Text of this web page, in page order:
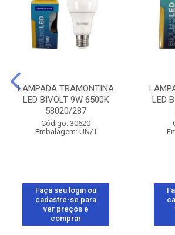
LAMPADA TRAMONTINA
LED BIVOLT 9W 6500K
58020/287
Código: 30620
Embalagem: UN/1
Faça seu login ou
cadastre-se para
ver preços e
comprar
LED